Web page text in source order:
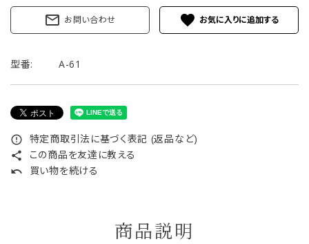
mail_outline お問い合わせ favorite
型番: A-61
error_outline 特定商取引法に基づく表記 (返品など)
share この商品を友達に教える
undo 買い物を続ける
商品説明